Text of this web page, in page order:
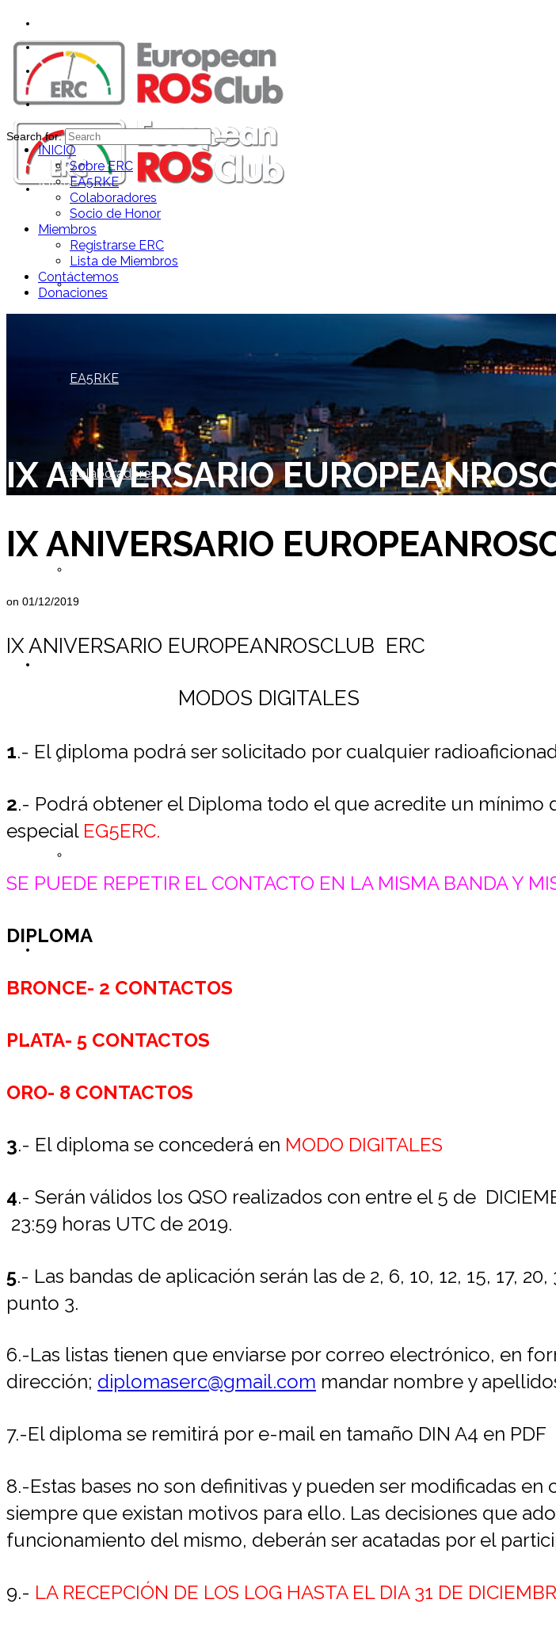
Search for:
INICIO
Sobre ERC
EA5RKE
Colaboradores
Registrarse ERC
Donaciones
INICIO
Sobre ERC
EA5RKE
Colaboradores
Socio de Honor
Miembros
Registrarse ERC
Lista de Miembros
Contáctemos
Donaciones
IX ANIVERSARIO
IX ANIVERSARIO
on 01/12/2019
IX ANIVERSARIO EUROPEANROSCLUB ERC
MODOS DIGITALES
1.- El diploma podrá ser solicitado por cualquier
2.- Podrá obtener el Diploma todo el que acredite un
especial EG5ERC.
SE PUEDE REPETIR EL CONTACTO EN LA MISMA BANDA Y
DIPLOMA
BRONCE- 2 CONTACTOS
PLATA- 5 CONTACTOS
ORO- 8 CONTACTOS
3.- El diploma se concederá en MODO DIGITALES
4.- Serán válidos los QSO realizados con entre el 5 de
23:59 horas UTC de 2019.
5.- Las bandas de aplicación serán las de 2, 6, 10, 12, 15, 17,
punto 3.
6.-Las listas tienen que enviarse por correo electrónico, en
dirección; diplomaserc@gmail.com mandar nombre y
7.-El diploma se remitirá por e-mail en tamaño DIN A4 en PDF
8.-Estas bases no son definitivas y pueden ser modificadas
siempre que existan motivos para ello. Las decisiones que
funcionamiento del mismo, deberán ser acatadas por el
9.- LA RECEPCIÓN DE LOS LOG HASTA EL DIA 31 DE